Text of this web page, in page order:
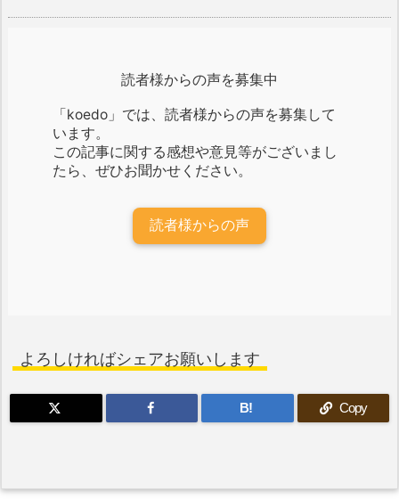
読者様からの声を募集中
「koedo」では、読者様からの声を募集して
います。
この記事に関する感想や意見等がございまし
たら、ぜひお聞かせください。
読者様からの声
よろしければシェアお願いします
B! Copy